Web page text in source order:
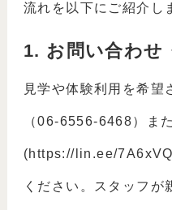
流れを以下にご紹介し
1. お問い合わせ
見学や体験利用を希望
（06-6556-6468）ま
(https://lin.ee/
ください。スタッフが